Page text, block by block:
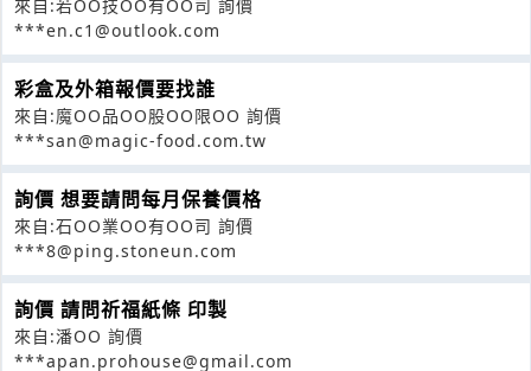
來自:若OO技OO有OO司 詢價
***en.c1@outlook.com
彩盒及外箱報價要找誰
來自:魔OO品OO股OO限OO 詢價
***san@magic-food.com.tw
詢價 想要請問每月保養價格
來自:石OO業OO有OO司 詢價
***8@ping.stoneun.com
詢價 請問祈福紙條 印製
來自:潘OO 詢價
***apan.prohouse@gmail.com